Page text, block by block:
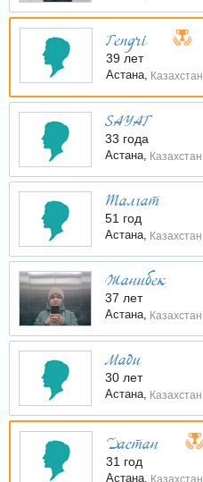
Tengri
39 лет
Астана, Казахстан
SAYAT
33 года
Астана, Казахстан
Талгат
51 год
Астана, Казахстан
Жанибек
37 лет
Астана, Казахстан
Мади
30 лет
Астана, Казахстан
Дастан
31 год
Астана, Казахстан